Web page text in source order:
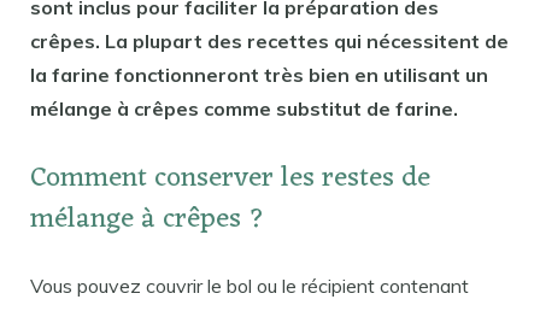
sont inclus pour faciliter la préparation des
crêpes. La plupart des recettes qui nécessitent de
la farine fonctionneront très bien en utilisant un
mélange à crêpes comme substitut de farine.
Comment conserver les restes de
mélange à crêpes ?
Vous pouvez couvrir le bol ou le récipient contenant